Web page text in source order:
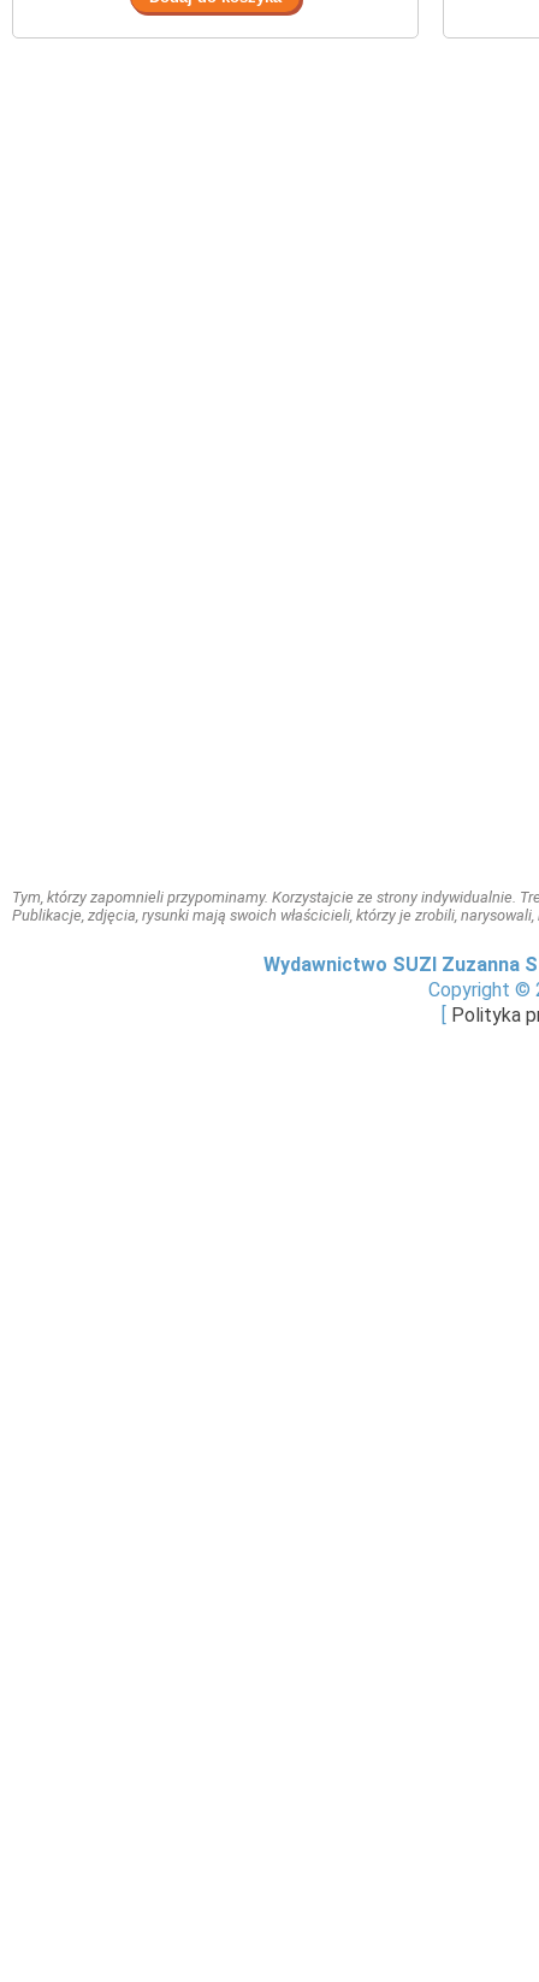
Tym, którzy zapomnieli przypominamy. Korzystajcie ze strony indywidualnie.
Publikacje, zdjęcia, rysunki mają swoich właścicieli, którzy je zrobili,
Wydawnictwo SUZI Zuzanna
Copyright ©
Polityka